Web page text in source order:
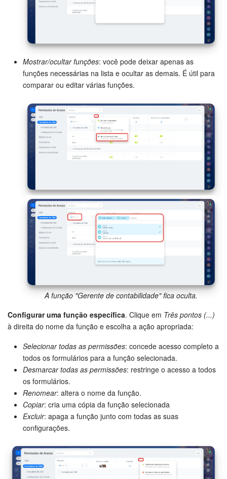
Mostrar/ocultar funções: você pode deixar apenas as
funções necessárias na lista e ocultar as demais. É útil para
comparar ou editar várias funções.
A função "Gerente de contabilidade" fica oculta.
Configurar uma função específica. Clique em Três pontos (...)
à direita do nome da função e escolha a ação apropriada:
Selecionar todas as permissões: concede acesso completo a
todos os formulários para a função selecionada.
Desmarcar todas as permissões: restringe o acesso a todos
os formulários.
Renomear: altera o nome da função.
Copiar: cria uma cópia da função selecionada
Excluir: apaga a função junto com todas as suas
configurações.